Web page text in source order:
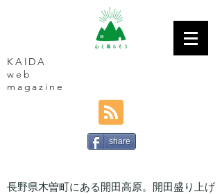
KAIDA
web
magazine
share
長野県木曽町にある開田高原。開田盛り上げ